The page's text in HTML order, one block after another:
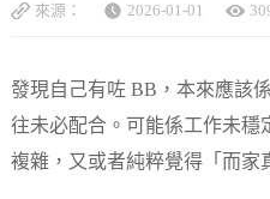
來源： 2026-01-01
發現自己有咗 BB，本來應該
往未必配合。可能係工作未穩
複雜，又或者純粹覺得「而家